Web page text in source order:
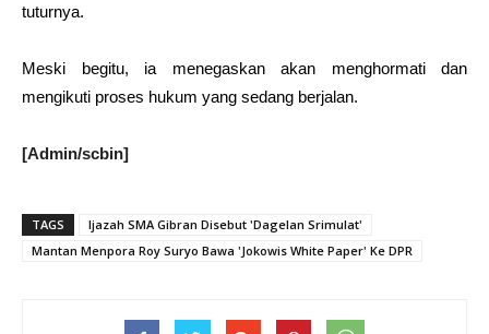
tuturnya.
Meski begitu, ia menegaskan akan menghormati dan
mengikuti proses hukum yang sedang berjalan.
[Admin/scbin]
TAGS
Ijazah SMA Gibran Disebut 'Dagelan Srimulat'
Mantan Menpora Roy Suryo Bawa 'Jokowis White Paper' Ke DPR